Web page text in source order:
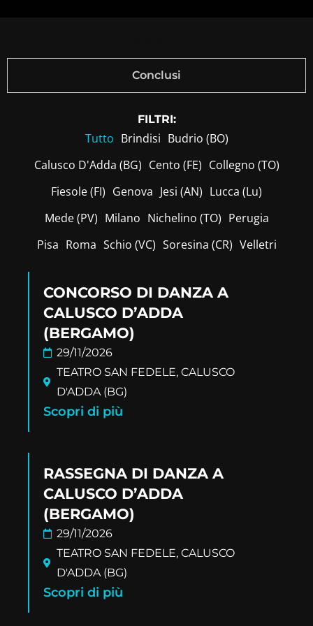
Conclusi
FILTRI:
Brindisi Budrio (BO)
Calusco D'Adda (BG) Cento (FE) Collegno (TO)
Fiesole (FI) Genova Jesi (AN) Lucca (Lu)
Mede (PV) Milano Nichelino (TO) Perugia
Pisa Roma Schio (VC) Soresina (CR) Velletri
Tutto
CONCORSO DI DANZA A
CALUSCO D’ADDA
(BERGAMO)
29/11/2026
TEATRO SAN FEDELE, CALUSCO
D'ADDA (BG)
Scopri di più
RASSEGNA DI DANZA A
CALUSCO D’ADDA
(BERGAMO)
29/11/2026
TEATRO SAN FEDELE, CALUSCO
D'ADDA (BG)
Scopri di più